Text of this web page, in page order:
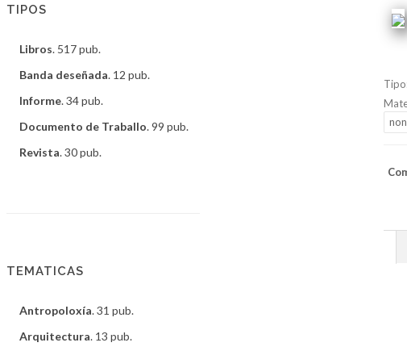
TIPOS
Libros. 517 pub.
Banda deseñada. 12 pub.
Informe. 34 pub.
Documento de Traballo. 99 pub.
Revista. 30 pub.
TEMATICAS
Antropoloxía. 31 pub.
Arquitectura. 13 pub.